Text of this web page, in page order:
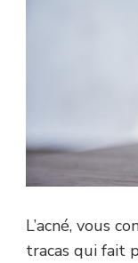
L’acné, vous
tracas qui fait